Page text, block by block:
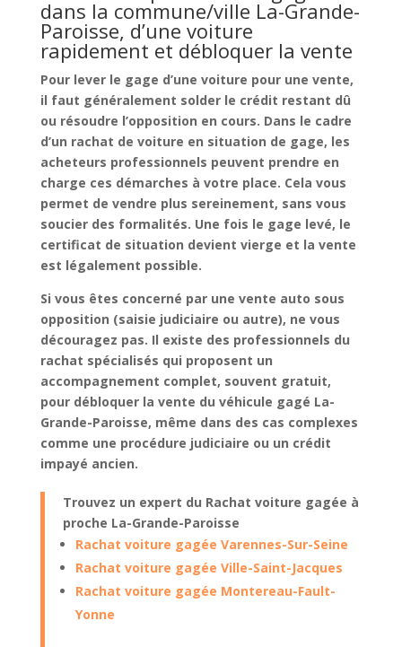
dans la commune/ville La-Grande-
Paroisse, d’une voiture
rapidement et débloquer la vente
Pour lever le gage d’une voiture pour une vente,
il faut généralement solder le crédit restant dû
ou résoudre l’opposition en cours. Dans le cadre
d’un rachat de voiture en situation de gage, les
acheteurs professionnels peuvent prendre en
charge ces démarches à votre place. Cela vous
permet de vendre plus sereinement, sans vous
soucier des formalités. Une fois le gage levé, le
certificat de situation devient vierge et la vente
est légalement possible.
Si vous êtes concerné par une vente auto sous
opposition (saisie judiciaire ou autre), ne vous
découragez pas. Il existe des professionnels du
rachat spécialisés qui proposent un
accompagnement complet, souvent gratuit,
pour débloquer la vente du véhicule gagé La-
Grande-Paroisse, même dans des cas complexes
comme une procédure judiciaire ou un crédit
impayé ancien.
Trouvez un expert du Rachat voiture gagée à
proche La-Grande-Paroisse
Rachat voiture gagée Varennes-Sur-Seine
Rachat voiture gagée Ville-Saint-Jacques
Rachat voiture gagée Montereau-Fault-
Yonne